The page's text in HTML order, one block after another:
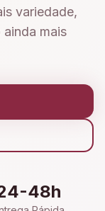
variedade,
mais
48h